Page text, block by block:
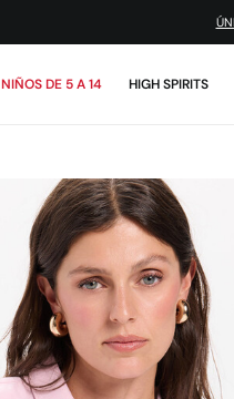
NIÑOS DE 5 A 14 HIGH SPIRITS